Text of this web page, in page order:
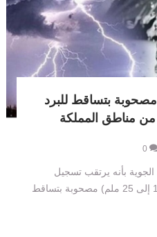
بتساقط للبرد
من مناطق المملكة
0
الجوية بأنه يرتقب تسجيل
زخات رعدية محليا قوية (من 15 إلى 25 ملم) مصحوبة بتساقط